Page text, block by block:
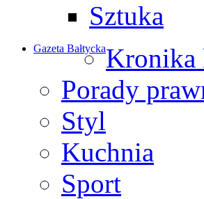
Sztuka
Gazeta BałtyckaKronika
Porady
Styl
Kuchnia
Sport